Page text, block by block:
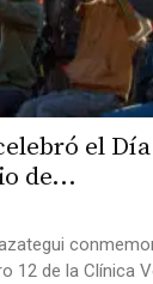
el
de...
12 de la Clínica